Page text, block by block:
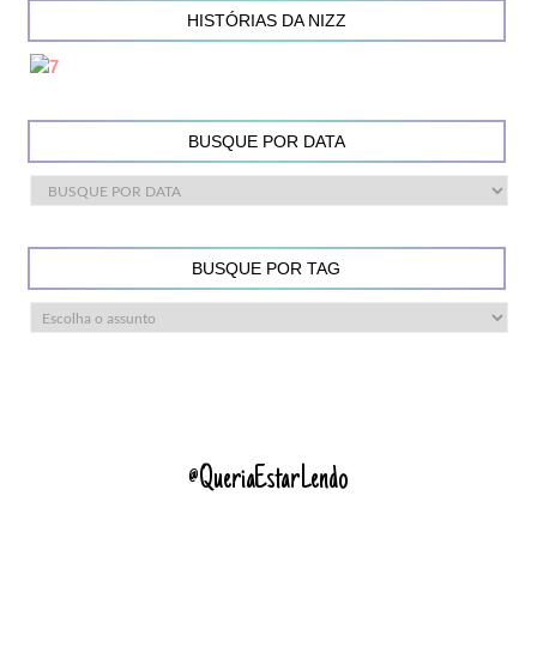
HISTÓRIAS DA NIZZ
BUSQUE POR DATA
BUSQUE POR TAG
@QueriaEstarLendo